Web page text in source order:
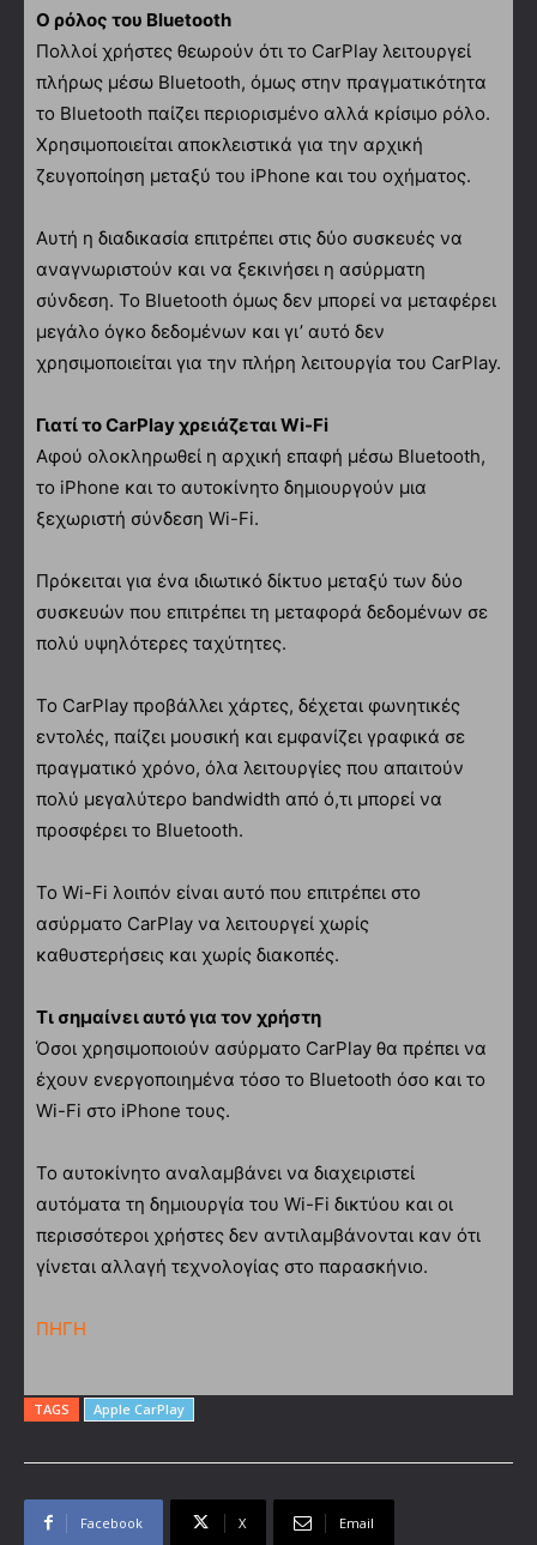
Ο ρόλος του Bluetooth
Πολλοί χρήστες θεωρούν ότι το CarPlay λειτουργεί
πλήρως μέσω Bluetooth, όμως στην πραγματικότητα
το Bluetooth παίζει περιορισμένο αλλά κρίσιμο ρόλο.
Χρησιμοποιείται αποκλειστικά για την αρχική
ζευγοποίηση μεταξύ του iPhone και του οχήματος.
Αυτή η διαδικασία επιτρέπει στις δύο συσκευές να
αναγνωριστούν και να ξεκινήσει η ασύρματη
σύνδεση. Το Bluetooth όμως δεν μπορεί να μεταφέρει
μεγάλο όγκο δεδομένων και γι’ αυτό δεν
χρησιμοποιείται για την πλήρη λειτουργία του CarPlay.
Γιατί το CarPlay χρειάζεται Wi-Fi
Αφού ολοκληρωθεί η αρχική επαφή μέσω Bluetooth,
το iPhone και το αυτοκίνητο δημιουργούν μια
ξεχωριστή σύνδεση Wi-Fi.
Πρόκειται για ένα ιδιωτικό δίκτυο μεταξύ των δύο
συσκευών που επιτρέπει τη μεταφορά δεδομένων σε
πολύ υψηλότερες ταχύτητες.
Το CarPlay προβάλλει χάρτες, δέχεται φωνητικές
εντολές, παίζει μουσική και εμφανίζει γραφικά σε
πραγματικό χρόνο, όλα λειτουργίες που απαιτούν
πολύ μεγαλύτερο bandwidth από ό,τι μπορεί να
προσφέρει το Bluetooth.
Το Wi-Fi λοιπόν είναι αυτό που επιτρέπει στο
ασύρματο CarPlay να λειτουργεί χωρίς
καθυστερήσεις και χωρίς διακοπές.
Τι σημαίνει αυτό για τον χρήστη
Όσοι χρησιμοποιούν ασύρματο CarPlay θα πρέπει να
έχουν ενεργοποιημένα τόσο το Bluetooth όσο και το
Wi-Fi στο iPhone τους.
Το αυτοκίνητο αναλαμβάνει να διαχειριστεί
αυτόματα τη δημιουργία του Wi-Fi δικτύου και οι
περισσότεροι χρήστες δεν αντιλαμβάνονται καν ότι
γίνεται αλλαγή τεχνολογίας στο παρασκήνιο.
ΠΗΓΗ
TAGS Apple CarPlay
Facebook X Email